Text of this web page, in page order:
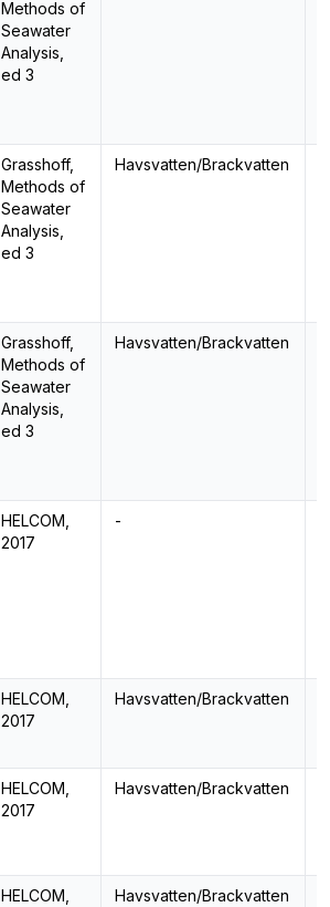
Methods of
Seawater
Analysis,
ed 3
Grasshoff,
Methods of
Seawater
Analysis,
ed 3
Havsvatten/Brackvatten
Grasshoff,
Methods of
Seawater
Analysis,
ed 3
Havsvatten/Brackvatten
HELCOM,
2017
-
HELCOM,
2017
Havsvatten/Brackvatten
HELCOM,
2017
Havsvatten/Brackvatten
HELCOM,
Havsvatten/Brackvatten